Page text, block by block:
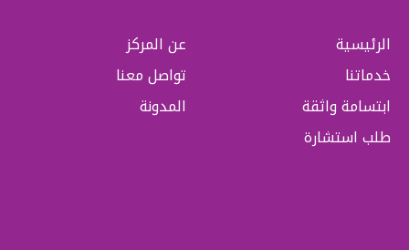
عن المركز
تواصل معنا
المدونة
الرئيسية
خدماتنا
ابتسامة واثقة
طلب استشارة